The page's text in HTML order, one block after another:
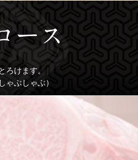
ろけます。
ゃぶしゃぶ）